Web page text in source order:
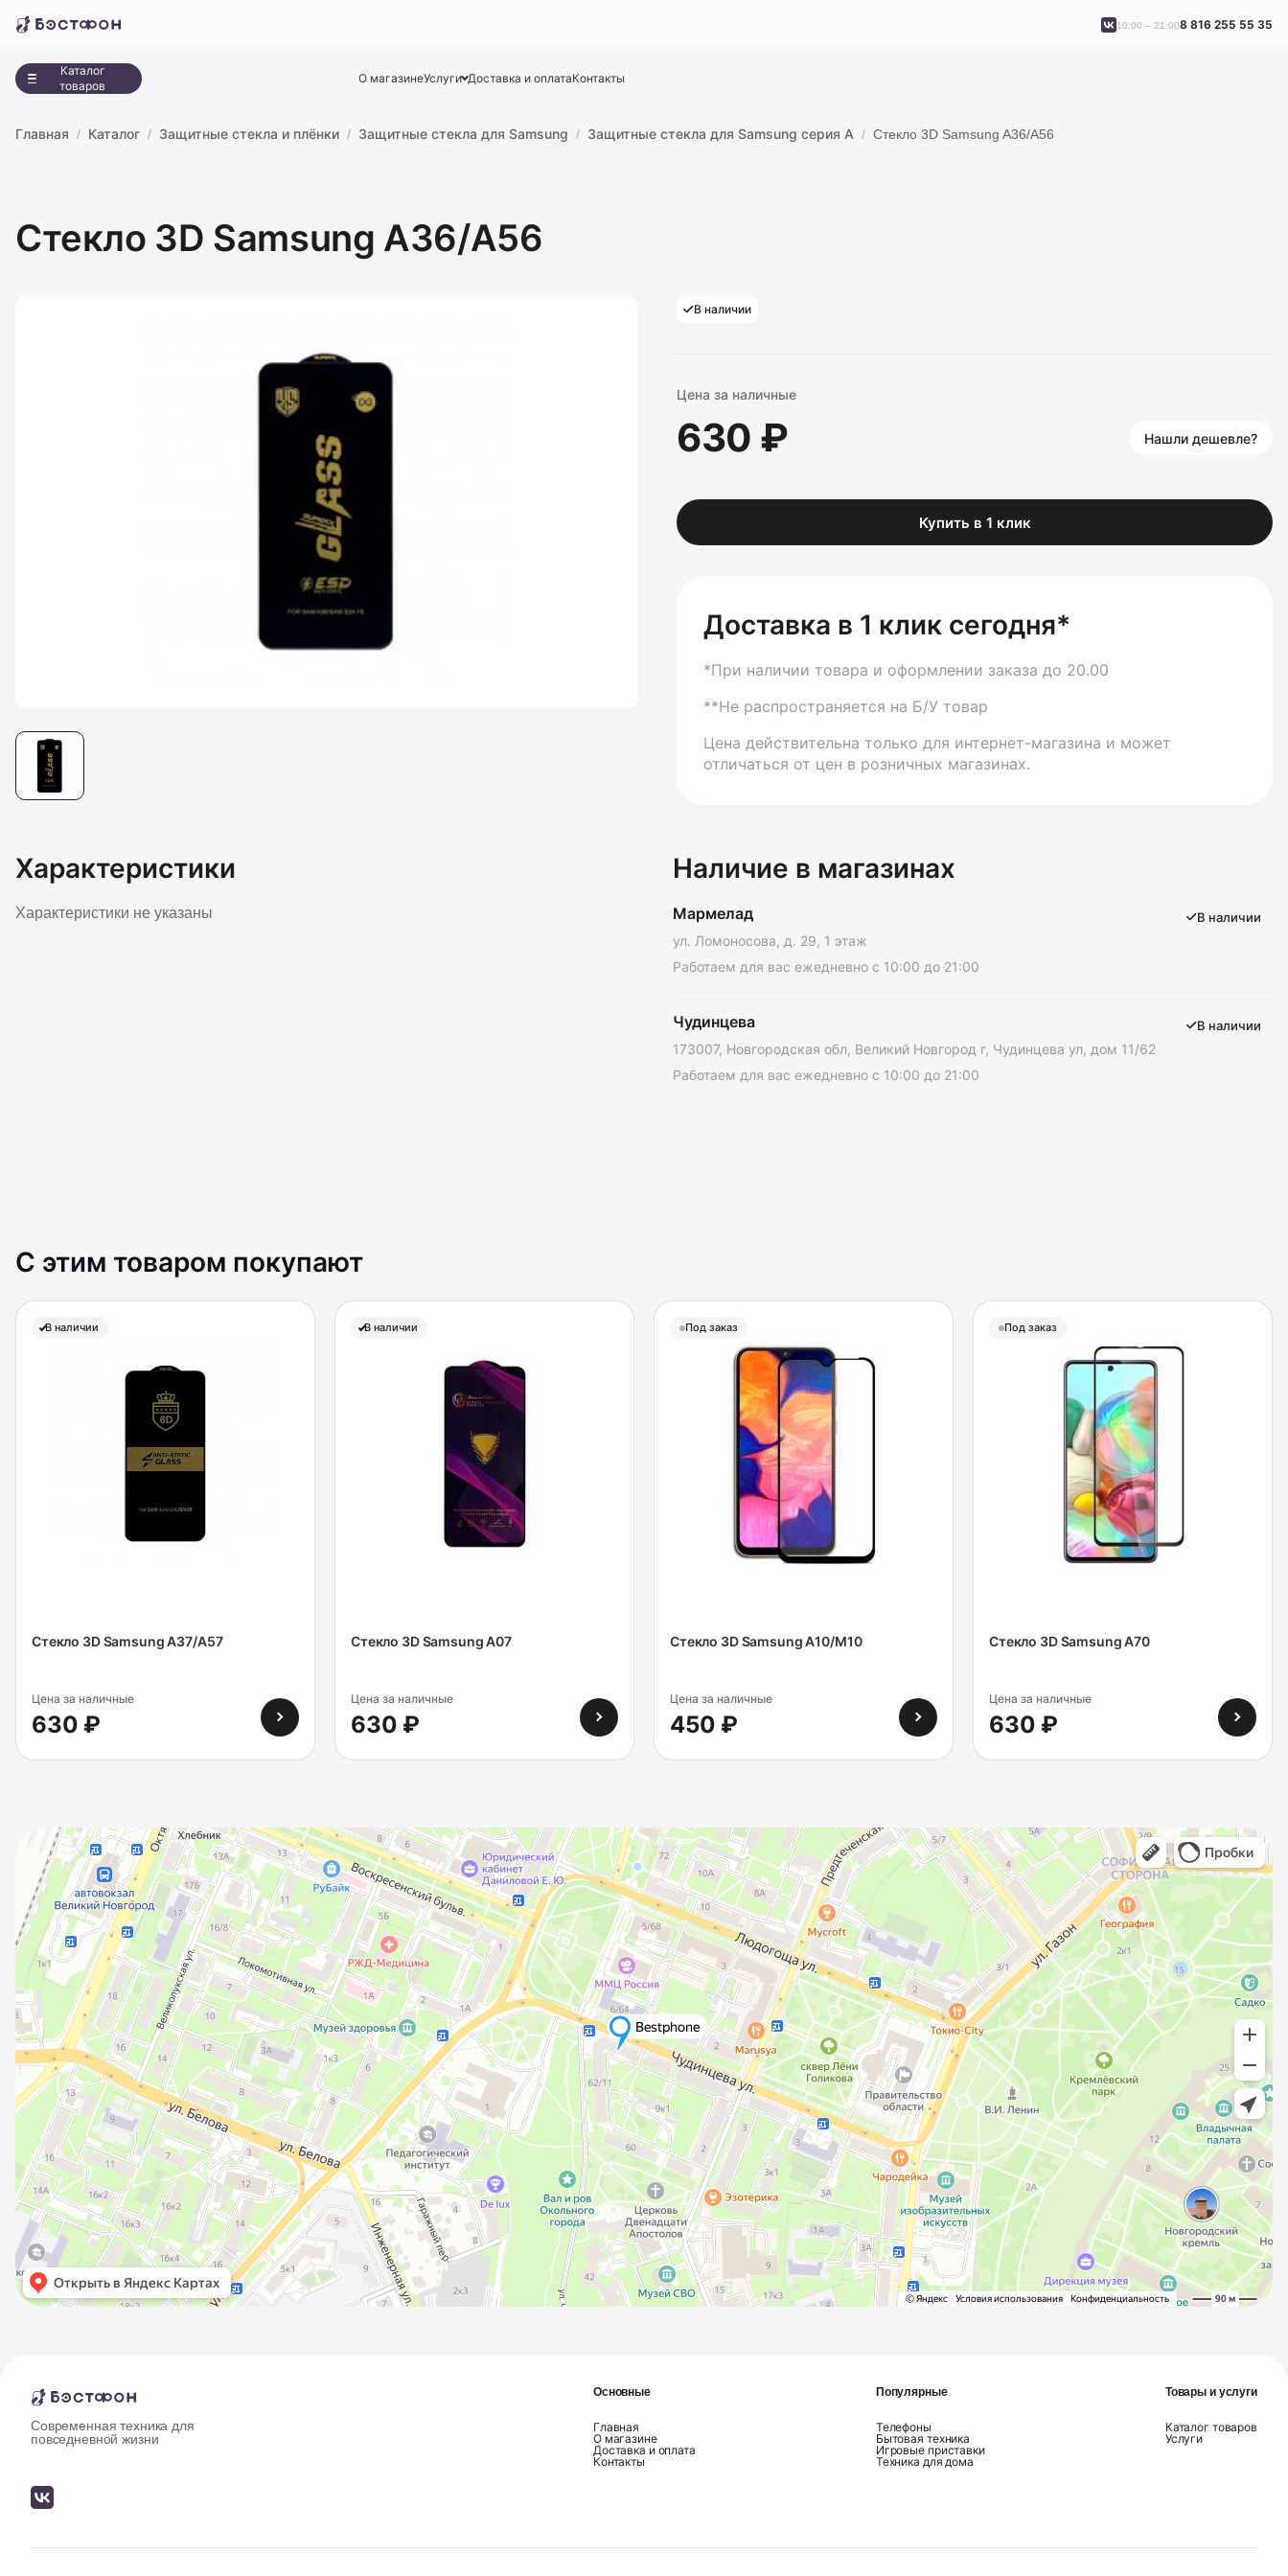
О магазинеУслуги Доставка и оплатаКонтакты
Каталог
товаров
10:00 – 21:008 816 255 55 35
Главная Каталог Защитные стекла и плёнки Защитные стекла для Samsung Защитные стекла для Samsung серия A Стекло 3D Samsung A36/A56
Стекло 3D Samsung A36/A56
В наличии
Цена за наличные
630 ₽ Нашли дешевле?
Купить в 1 клик
Доставка в 1 клик сегодня*
*При наличии товара и оформлении заказа до 20.00
**Не распространяется на Б/У товар
Цена действительна только для интернет-магазина и может
отличаться от цен в розничных магазинах.
Характеристики
Характеристики не указаны
Наличие в магазинах
Мармелад
ул. Ломоносова, д. 29, 1 этаж
Работаем для вас ежедневно с 10:00 до 21:00
В наличии
Чудинцева
173007, Новгородская обл, Великий Новгород г, Чудинцева ул, дом 11/62
Работаем для вас ежедневно с 10:00 до 21:00
В наличии
С этим товаром покупают
В наличии
Стекло 3D Samsung A37/A57
Цена за наличные
630 ₽
В наличии
Стекло 3D Samsung A07
Цена за наличные
630 ₽
Под заказ
Стекло 3D Samsung A10/M10
Цена за наличные
450 ₽
Под заказ
Стекло 3D Samsung A70
Цена за наличные
630 ₽
Современная техника для
повседневной жизни
Основные
Главная
О магазине
Доставка и оплата
Контакты
Популярные
Телефоны
Бытовая техника
Игровые приставки
Техника для дома
Товары и услуги
Каталог товаров
Услуги